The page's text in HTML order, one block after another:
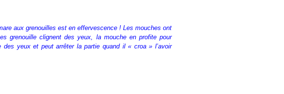
aux grenouilles est en effervescence ! Les mouches ont
grenouille clignent des yeux, la mouche en profite pour
yeux et peut arrêter la partie quand il « croa » l’avoir